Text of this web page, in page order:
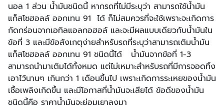
นอล 1 ส่วน น้ำมันชนิดนี้ หากรถที่ไม่มีระบุว่า สามารถใช้น้ำมัน
แก็สโซฮอลล์ ออกเทน 91 ได้ ก็ไม่สมควรที่จะใช้เพราะจะเกิดการ
กัดกร่อนจากเอทิลแอลกอฮอล์ และจะมีผลแบบเดียวกับน้ำมันใน
ข้อที่ 3 และมีข้อสังเกตุง่ายสำหรับรถที่ระบุว่าสามารถเติมน้ำมัน
แก็สโซฮอลล์ ออกเทน 91 ชนิดนี้ได้ น้ำมันจากข้อที่ 1-3
สามารถนำมาเติมได้ทั้งหมด แต่ไม่เหมาะสำหรับรถที่มีการจอดทิ้ง
เอาไว้นานๆ เกินกว่า 1 เดือนขึ้นไป เพราะเกิดการระเหยของน้ำมัน
เชื้อเพลิงเกิดขึ้น และมีโอกาสที่น้ำมันจะเสียได้ ข้อดีของน้ำมัน
ชนิดนี้คือ ราคาน้ำมันจะย่อมเยาลงมา